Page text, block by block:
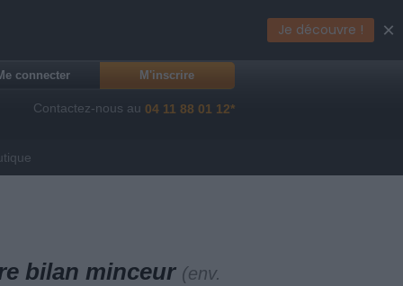
connecter M'inscrire
Contactez-nous au 04 11 88 01 12*
bilan minceur (env.
Je découvre ! ×